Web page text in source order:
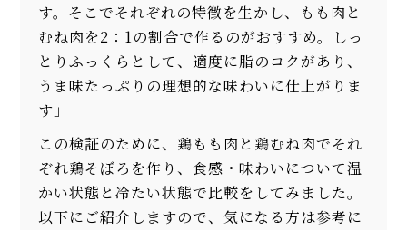
す。そこでそれぞれの特徴を生かし、もも肉と
むね肉を2：1の割合で作るのがおすすめ。しっ
とりふっくらとして、適度に脂のコクがあり、
うま味たっぷりの理想的な味わいに仕上がりま
す」
この検証のために、鶏もも肉と鶏むね肉でそれ
ぞれ鶏そぼろを作り、食感・味わいについて温
かい状態と冷たい状態で比較をしてみました。
以下にご紹介しますので、気になる方は参考に